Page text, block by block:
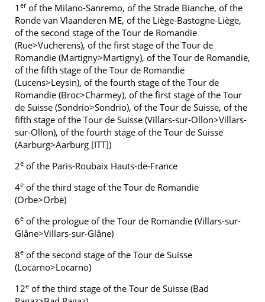
1 erof the Milano-Sanremo, of the Strade Bianche, of the
Ronde van Vlaanderen ME, of the Liège-Bastogne-Liège,
of the second stage of the Tour de Romandie
(Rue>Vucherens), of the first stage of the Tour de
Romandie (Martigny>Martigny), of the Tour de Romandie,
of the fifth stage of the Tour de Romandie
(Lucens>Leysin), of the fourth stage of the Tour de
Romandie (Broc>Charmey), of the first stage of the Tour
de Suisse (Sondrio>Sondrio), of the Tour de Suisse, of the
fifth stage of the Tour de Suisse (Villars-sur-Ollon>Villars-
sur-Ollon), of the fourth stage of the Tour de Suisse
(Aarburg>Aarburg [ITT])
2e of the Paris-Roubaix Hauts-de-France
4e of the third stage of the Tour de Romandie
(Orbe>Orbe)
6e of the prologue of the Tour de Romandie (Villars-sur-
Glâne>Villars-sur-Glâne)
8e of the second stage of the Tour de Suisse
(Locarno>Locarno)
12e of the third stage of the Tour de Suisse (Bad